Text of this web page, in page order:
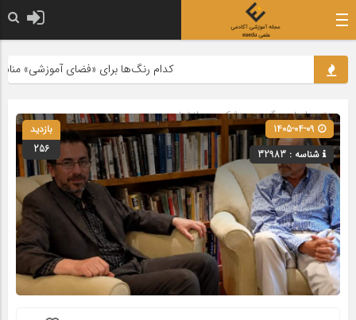
کدام رنگ‌ها برای «فضای آموزشی»
صفحه اصلی» گروه »پزشکی و روانشناسی
شناسه : 32983
بازدید
256